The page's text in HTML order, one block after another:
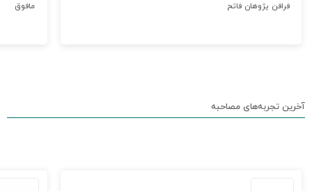
فرافن پژوهان فاتح مافوق
آخرین تجربه‌های مصاحبه